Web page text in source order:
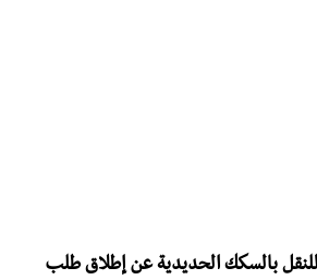
بالسكك الحديدية عن إطلاق طلب